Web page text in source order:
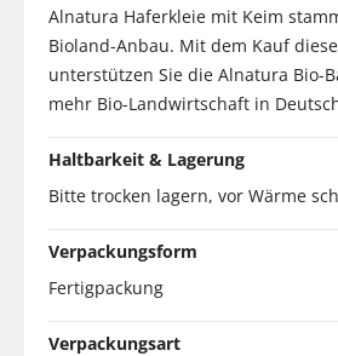
Alnatura Haferkleie mit Keim
Bioland-Anbau. Mit dem Kauf
unterstützen Sie die Alnatura Bio-
mehr Bio-Landwirtschaft in
Haltbarkeit & Lagerung
Bitte trocken lagern, vor Wärme
Verpackungsform
Fertigpackung
Verpackungsart